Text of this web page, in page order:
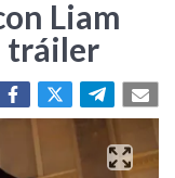
Liam
tráiler